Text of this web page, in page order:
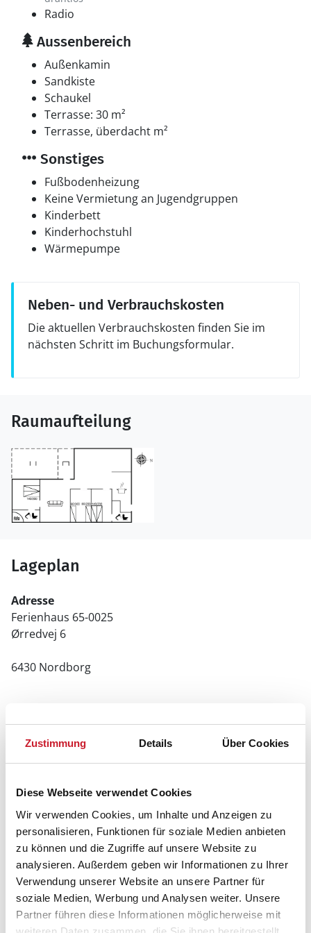
Zustimmung Details Über Cookies
Diese Webseite verwendet Cookies
Wir verwenden Cookies, um Inhalte und Anzeigen zu
personalisieren, Funktionen für soziale Medien anbieten
zu können und die Zugriffe auf unsere Website zu
analysieren. Außerdem geben wir Informationen zu Ihrer
Verwendung unserer Website an unsere Partner für
soziale Medien, Werbung und Analysen weiter. Unsere
Partner führen diese Informationen möglicherweise mit
Radio
Aussenbereich
Außenkamin
Sandkiste
Schaukel
Terrasse: 30 m²
Terrasse, überdacht m²
Sonstiges
Fußbodenheizung
Keine Vermietung an Jugendgruppen
Kinderbett
Kinderhochstuhl
Wärmepumpe
Neben- und Verbrauchskosten
Die aktuellen Verbrauchskosten finden Sie im
nächsten Schritt im Buchungsformular.
Raumaufteilung
Lageplan
Adresse
Ferienhaus 65-0025
Ørredvej 6
6430 Nordborg